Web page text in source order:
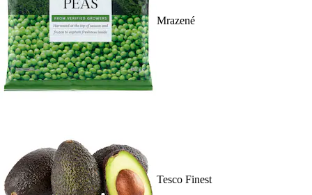
Mrazené
Tesco Finest